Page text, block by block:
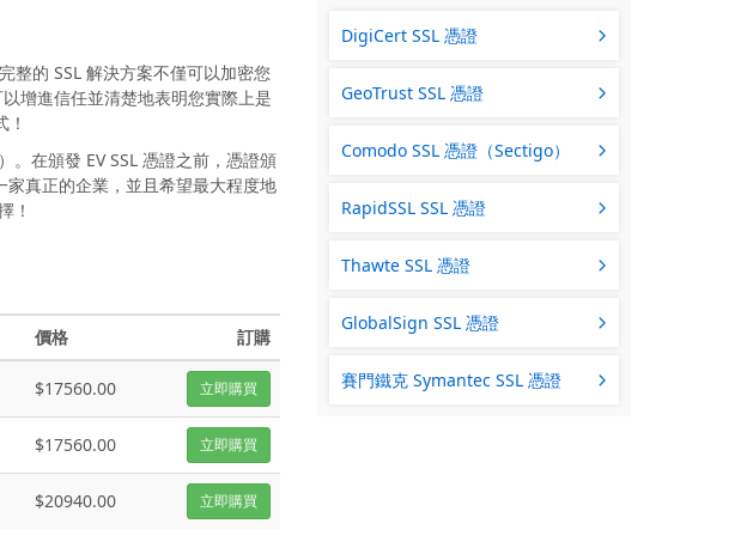
整的 SSL 解決方案不僅可以加密您
增進信任並清楚地表明您實際上是
。在頒發 EV SSL 憑證之前，憑證頒
真正的企業，並且希望最大程度地
！
價格 訂購
$17560.00 立即購買
$17560.00 立即購買
$20940.00 立即購買
DigiCert SSL 憑證
GeoTrust SSL 憑證
Comodo SSL 憑證（Sectigo）
RapidSSL SSL 憑證
Thawte SSL 憑證
GlobalSign SSL 憑證
賽門鐵克 Symantec SSL 憑證